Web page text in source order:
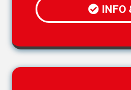
INFO